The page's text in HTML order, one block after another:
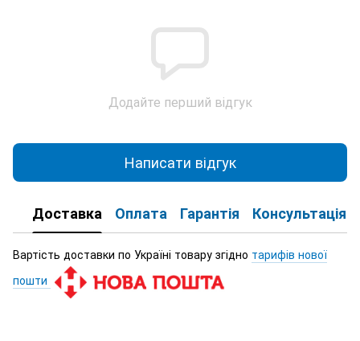
Додайте перший відгук
Написати відгук
Доставка Оплата Гарантія Консультація
Вартість доставки по Україні товару згідно тарифів нової
пошти